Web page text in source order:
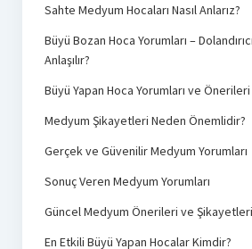
Sahte Medyum Hocaları Nasıl Anlarız?
Büyü Bozan Hoca Yorumları –
Anlaşılır?
Büyü Yapan Hoca Yorumları ve Önerileri
Medyum Şikayetleri Neden Önemlidir?
Gerçek ve Güvenilir Medyum Yorumları
Sonuç Veren Medyum Yorumları
Güncel Medyum Önerileri ve Şikayetleri
En Etkili Büyü Yapan Hocalar Kimdir?